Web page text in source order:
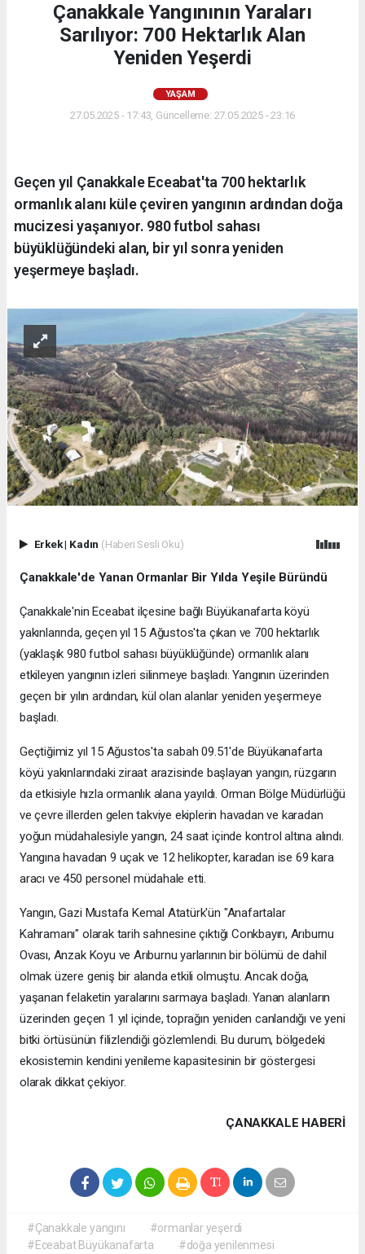
Çanakkale Yangınının Yaraları
Sarılıyor: 700 Hektarlık Alan
Yeniden Yeşerdi
YAŞAM
27.05.2025 - 17:43, Güncelleme: 27.05.2025 - 23:16
Geçen yıl Çanakkale Eceabat'ta 700 hektarlık
ormanlık alanı küle çeviren yangının ardından doğa
mucizesi yaşanıyor. 980 futbol sahası
büyüklüğündeki alan, bir yıl sonra yeniden
yeşermeye başladı.
Erkek| Kadın (Haberi Sesli Oku)
Çanakkale'de Yanan Ormanlar Bir Yılda Yeşile Büründü
Çanakkale'nin Eceabat ilçesine bağlı Büyükanafarta köyü
yakınlarında, geçen yıl 15 Ağustos'ta çıkan ve 700 hektarlık
(yaklaşık 980 futbol sahası büyüklüğünde) ormanlık alanı
etkileyen yangının izleri silinmeye başladı. Yangının üzerinden
geçen bir yılın ardından, kül olan alanlar yeniden yeşermeye
başladı.
Geçtiğimiz yıl 15 Ağustos'ta sabah 09.51'de Büyükanafarta
köyü yakınlarındaki ziraat arazisinde başlayan yangın, rüzgarın
da etkisiyle hızla ormanlık alana yayıldı. Orman Bölge Müdürlüğü
ve çevre illerden gelen takviye ekiplerin havadan ve karadan
yoğun müdahalesiyle yangın, 24 saat içinde kontrol altına alındı.
Yangına havadan 9 uçak ve 12 helikopter, karadan ise 69 kara
aracı ve 450 personel müdahale etti.
Yangın, Gazi Mustafa Kemal Atatürk'ün "Anafartalar
Kahramanı" olarak tarih sahnesine çıktığı Conkbayırı, Arıburnu
Ovası, Anzak Koyu ve Arıburnu yarlarının bir bölümü de dahil
olmak üzere geniş bir alanda etkili olmuştu. Ancak doğa,
yaşanan felaketin yaralarını sarmaya başladı. Yanan alanların
üzerinden geçen 1 yıl içinde, toprağın yeniden canlandığı ve yeni
bitki örtüsünün filizlendiği gözlemlendi. Bu durum, bölgedeki
ekosistemin kendini yenileme kapasitesinin bir göstergesi
olarak dikkat çekiyor.
ÇANAKKALE HABERİ
#Çanakkale yangını
#ormanlar yeşerdi
#Eceabat Büyükanafarta
#doğa yenilenmesi